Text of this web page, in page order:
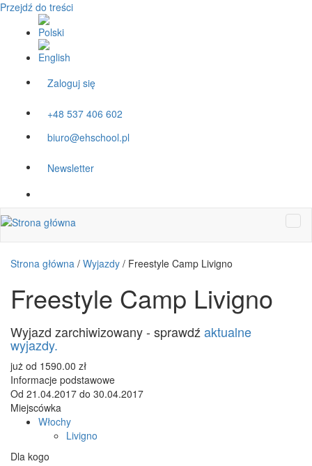
Przejdź do treści
Zaloguj się
+48 537 406 602
biuro@ehschool.pl
Newsletter
Strona główna / Wyjazdy / Freestyle Camp Livigno
Freestyle Camp Livigno
Wyjazd zarchiwizowany - sprawdź aktualne
wyjazdy.
już od 1590.00 zł
Informacje podstawowe
Od 21.04.2017 do 30.04.2017
Miejscówka
Włochy
Livigno
Dla kogo